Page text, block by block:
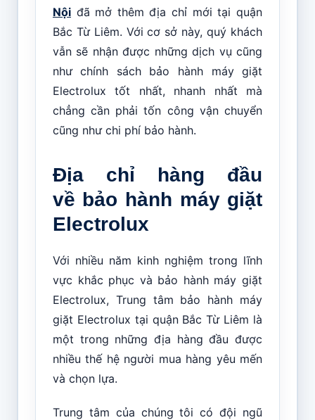
Nộiđã mở thêm địa chỉ mới tại quận
Bắc Từ Liêm. Với cơ sở này, quý khách
vẫn sẽ nhận được những dịch vụ cũng
như chính sách bảo hành máy giặt
Electrolux tốt nhất, nhanh nhất mà
chẳng cần phải tốn công vận chuyển
cũng như chi phí bảo hành.
Địa chỉ hàng đầu
về bảo hành máy giặt
Electrolux
Với nhiều năm kinh nghiệm trong lĩnh
vực khắc phục và bảo hành máy giặt
Electrolux, Trung tâm bảo hành máy
giặt Electrolux tại quận Bắc Từ Liêm là
một trong những địa hàng đầu được
nhiều thế hệ người mua hàng yêu mến
và chọn lựa.
Trung tâm của chúng tôi có đội ngũ